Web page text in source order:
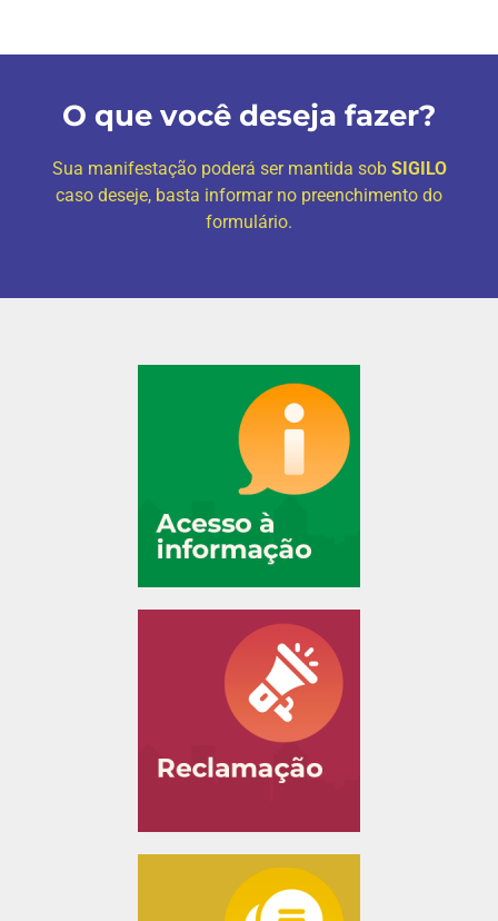
O que você deseja fazer?
Sua manifestação poderá ser mantida sob SIGILO
caso deseje, basta informar no preenchimento do
formulário.